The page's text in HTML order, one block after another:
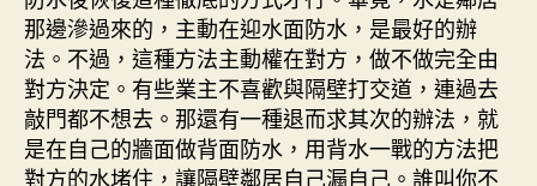
那邊滲過來的，主動在迎水面防水，是最好的辦
法。不過，這種方法主動權在對方，做不做完全由
對方決定。有些業主不喜歡與隔壁打交道，連過去
敲門都不想去。那還有一種退而求其次的辦法，就
是在自己的牆面做背面防水，用背水一戰的方法把
對方的水堵住，讓隔壁鄰居自己漏自己。誰叫你不